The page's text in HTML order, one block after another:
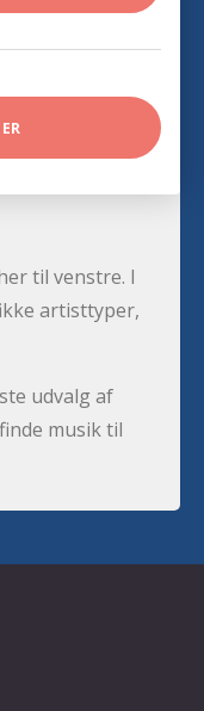
til venstre. I
artisttyper,
udvalg af
musik til